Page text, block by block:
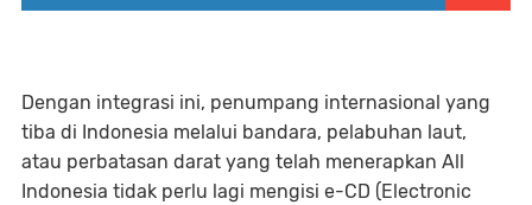
Dengan integrasi ini, penumpang internasional yang
tiba di Indonesia melalui bandara, pelabuhan laut,
atau perbatasan darat yang telah menerapkan All
Indonesia tidak perlu lagi mengisi e-CD (Electronic